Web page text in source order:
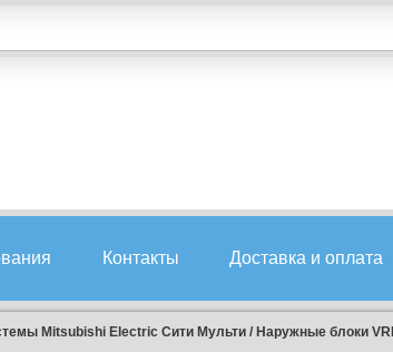
Контакты Доставка и оплата
Mitsubishi Electric Сити Мульти / Наружные блоки